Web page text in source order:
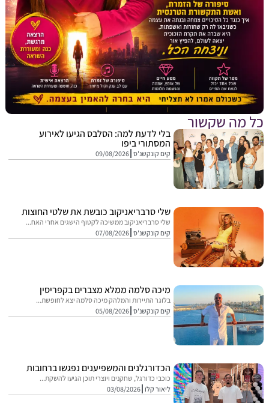
שקשור
בלי לדעת למה: הסלבס הגיעו לאירוע
המסתורי ביפו
קים קונקשנ'ס 09/08/2026
שלי סרבריאניקוב כובשת את שלטי החוצות
שלי סרבריאניקוב ממשיכה לקטוף הישגים אחרי האח...
קים קונקשנ'ס 07/08/2026
מיכה סלמה ממלא מצברים בקפריסין
בלוגר התיירות והמלהק מיכה סלמה יצא לחופשת...
קים קונקשנ'ס 05/08/2026
הכדורגלנים והמשפיענים נפגשו ברחובות
כוכבי כדורגל, שחקנים ויוצרי תוכן הגיעו להשקת...
ליאור קלו 03/08/2026